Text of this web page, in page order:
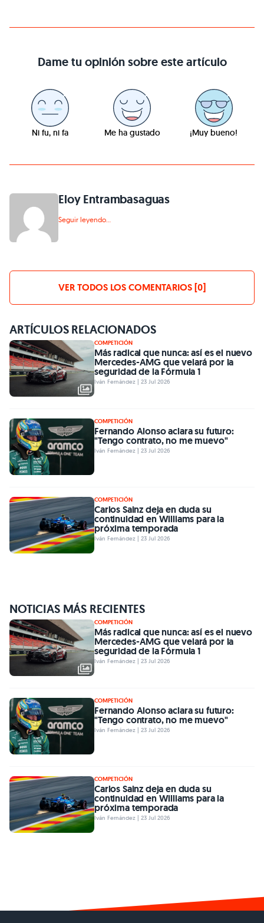
Dame tu opinión sobre este artículo
Ni fu, ni fa Me ha gustado ¡Muy bueno!
Eloy Entrambasaguas
Seguir leyendo...
VER TODOS LOS COMENTARIOS [0]
ARTÍCULOS RELACIONADOS
COMPETICIÓN
Más radical que nunca: así es el nuevo
Mercedes-AMG que velará por la
seguridad de la Fórmula 1
Iván Fernández | 23 Jul 2026
COMPETICIÓN
Fernando Alonso aclara su futuro:
"Tengo contrato, no me muevo"
Iván Fernández | 23 Jul 2026
COMPETICIÓN
Carlos Sainz deja en duda su
continuidad en Williams para la
próxima temporada
Iván Fernández | 23 Jul 2026
NOTICIAS MÁS RECIENTES
COMPETICIÓN
Más radical que nunca: así es el nuevo
Mercedes-AMG que velará por la
seguridad de la Fórmula 1
Iván Fernández | 23 Jul 2026
COMPETICIÓN
Fernando Alonso aclara su futuro:
"Tengo contrato, no me muevo"
Iván Fernández | 23 Jul 2026
COMPETICIÓN
Carlos Sainz deja en duda su
continuidad en Williams para la
próxima temporada
Iván Fernández | 23 Jul 2026